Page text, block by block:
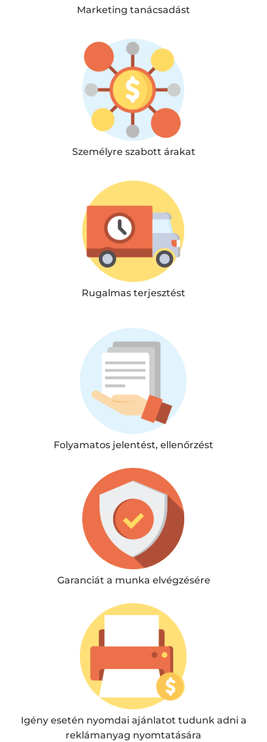
Marketing tanácsadást
Személyre szabott árakat
Rugalmas terjesztést
Folyamatos jelentést, ellenőrzést
Garanciát a munka elvégzésére
Igény esetén nyomdai ajánlatot tudunk adni a
reklámanyag nyomtatására